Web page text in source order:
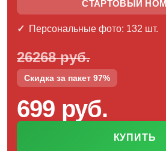
СТАРТОВЫЙ
Персональные фото: 132 шт.
26268 руб.
Скидка за пакет 97%
699 руб.
КУПИТЬ